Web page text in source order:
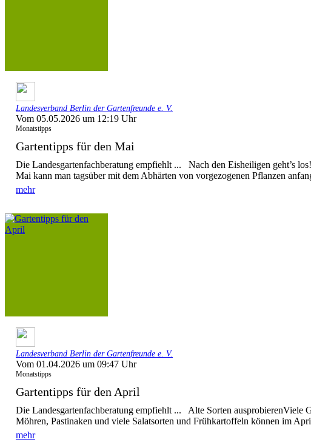
Landesverband Berlin der Gartenfreunde e. V.
Vom 05.05.2026 um 12:19 Uhr
Monatstipps
Gartentipps für den Mai
Die Landesgartenfachberatung empfiehlt ... Nach den Eisheiligen geht’s
Mai kann man tagsüber mit dem Abhärten von vorgezogenen Pflanzen
mehr
Landesverband Berlin der Gartenfreunde e. V.
Vom 01.04.2026 um 09:47 Uhr
Monatstipps
Gartentipps für den April
Die Landesgartenfachberatung empfiehlt ... Alte Sorten ausprobierenViele
Möhren, Pastinaken und viele Salatsorten und Frühkartoffeln können im
mehr